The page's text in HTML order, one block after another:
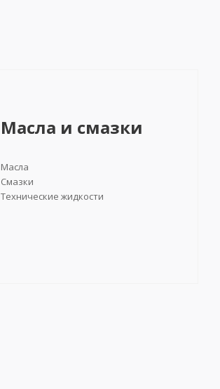
Масла и смазки
Масла
Смазки
Технические жидкости